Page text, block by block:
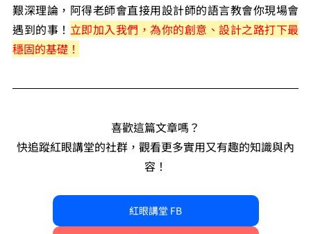
艱深理論，阿得老師會直接用設計師的語言教會你現場會
遇到的事！ 立即加入我們，為你的創意、設計之路打下最
穩固的基礎！
喜歡這篇文章嗎？
快追蹤紅眼講堂的社群，觀看更多實用又有趣的知識與內
容！
紅眼講堂 FB